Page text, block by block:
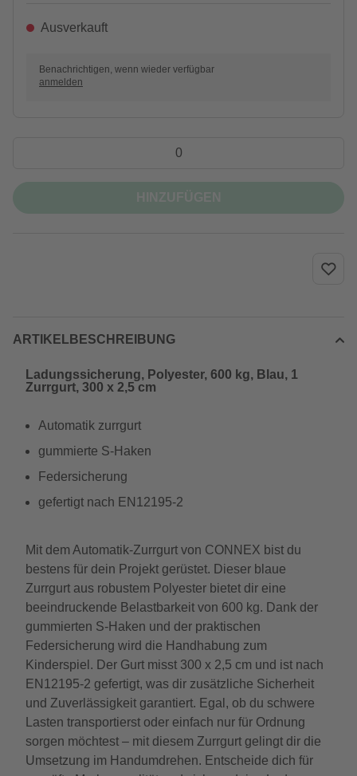
Ausverkauft
Benachrichtigen, wenn wieder verfügbar
anmelden
ARTIKELBESCHREIBUNG
Ladungssicherung, Polyester, 600 kg, Blau, 1
Zurrgurt, 300 x 2,5 cm
Automatik zurrgurt
gummierte S-Haken
Federsicherung
gefertigt nach EN12195-2
Mit dem Automatik-Zurrgurt von CONNEX bist du
bestens für dein Projekt gerüstet. Dieser blaue
Zurrgurt aus robustem Polyester bietet dir eine
beeindruckende Belastbarkeit von 600 kg. Dank der
gummierten S-Haken und der praktischen
Federsicherung wird die Handhabung zum
Kinderspiel. Der Gurt misst 300 x 2,5 cm und ist nach
EN12195-2 gefertigt, was dir zusätzliche Sicherheit
und Zuverlässigkeit garantiert. Egal, ob du schwere
Lasten transportierst oder einfach nur für Ordnung
sorgen möchtest – mit diesem Zurrgurt gelingt dir die
Umsetzung im Handumdrehen. Entscheide dich für